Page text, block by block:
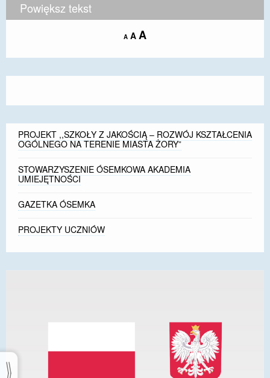
mLegitymacja
Powiększ tekst
A Decrease
size.
A Reset
size.
AIncrease
size.
PROJEKT ,,SZKOŁY Z JAKOŚCIĄ – ROZWÓJ KSZTAŁCENIA
OGÓLNEGO NA TERENIE MIASTA ŻORY”
STOWARZYSZENIE ÓSEMKOWA AKADEMIA
UMIEJĘTNOŚCI
GAZETKA ÓSEMKA
PROJEKTY UCZNIÓW